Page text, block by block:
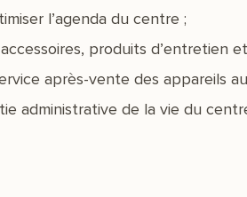
l’agenda du centre ;
produits d’entretien
après-vente des appareils
administrative de la vie du